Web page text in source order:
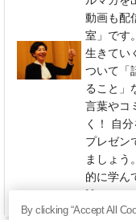
動画も配
室」です
生きてい
ついて「
ること」
言葉やコ
く！ 自
プレゼン
ましょう
的に学ん
By clicking “Accept All